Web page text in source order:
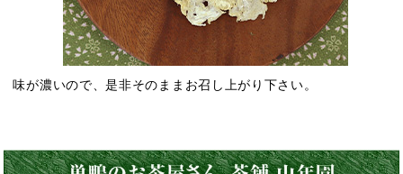
味が濃いので、是非そのままお召し上がり下さい。